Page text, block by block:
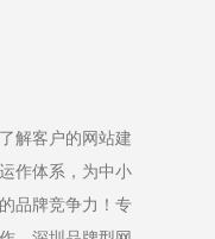
解客户的网站建
作体系，为中小
品牌竞争力！专